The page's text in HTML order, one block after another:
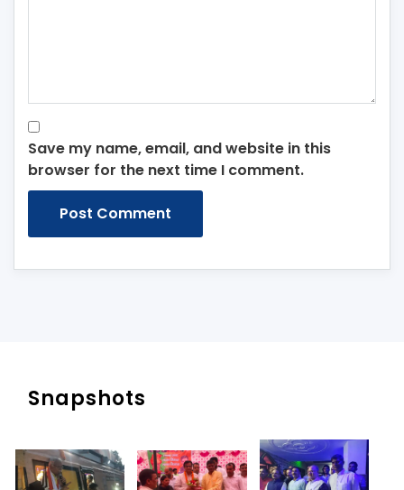
Save my name, email, and website in this
browser for the next time I comment.
Snapshots